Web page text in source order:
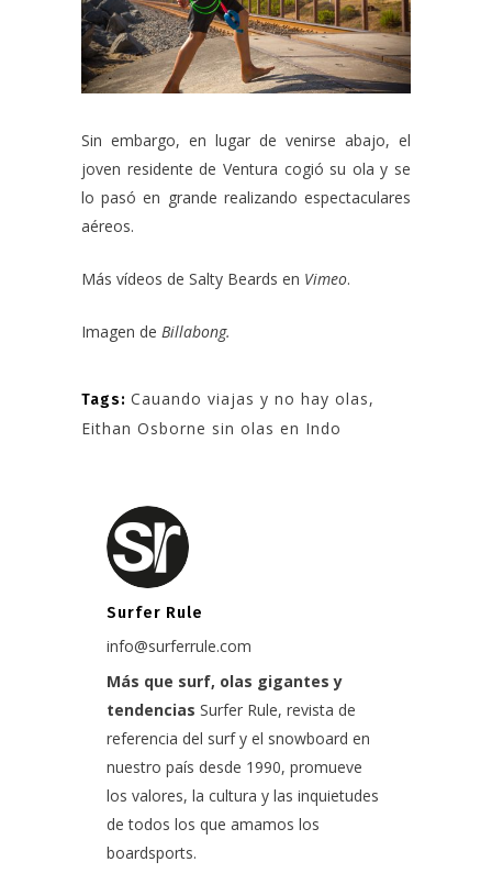
Sin embargo, en lugar de venirse abajo, el
joven residente de Ventura cogió su ola y se
lo pasó en grande realizando espectaculares
aéreos.
Más vídeos de Salty Beards en Vimeo.
Imagen de Billabong.
Tags: Cauando viajas y no hay olas,
Eithan Osborne sin olas en Indo
Surfer Rule
info@surferrule.com
Más que surf, olas gigantes y
tendencias Surfer Rule, revista de
referencia del surf y el snowboard en
nuestro país desde 1990, promueve
los valores, la cultura y las inquietudes
de todos los que amamos los
boardsports.